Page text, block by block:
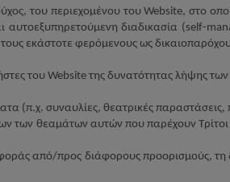
του περιεχομένου τουWebsite, στο
αυτοεξυπηρετούμενη διαδικασία (self-
εκάστοτε φερόμενους ως
του Website της δυνατότητας λήψης
(π.χ. συναυλίες, θεατρικές
των θεαμάτων αυτών που παρέχουν
από/προς διάφορους προορισμούς, τη